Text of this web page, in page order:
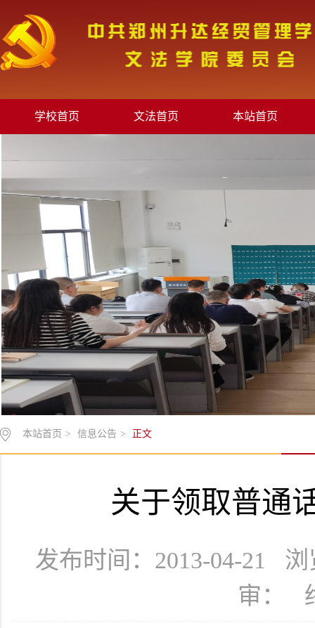
学校首页 文法首页 本站首页
本站首页 > 信息公告 > 正文
关于领取普通
发布时间：2013-04-21
审：